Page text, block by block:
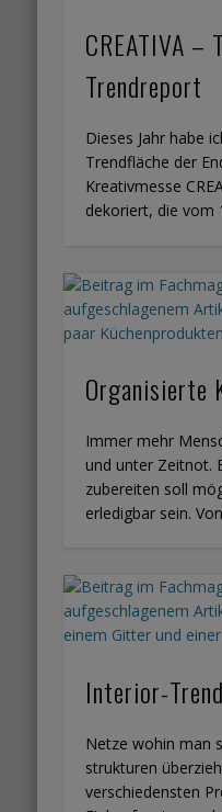
CREATIVA –
Trendreport
Dieses Jahr habe
Trendfläche der
Kreativmesse
dekoriert, die vom
Organisierte
Immer mehr
und unter Zeitnot.
zubereiten soll
erledigbar sein.
Interior-
Netze wohin man
strukturen
verschiedensten